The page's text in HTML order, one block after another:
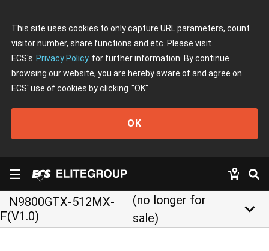
This site uses cookies to only capture URL parameters, count
visitor number, share functions and etc. Please visit
ECS's Privacy Policy for further information. By continue
browsing our website, you are hereby aware of and agree on
ECS' use of cookies by clicking "OK"
OK
N9800GTX-512MX-
F(V1.0)
(no longer for
sale)
keyboard_arrow_down